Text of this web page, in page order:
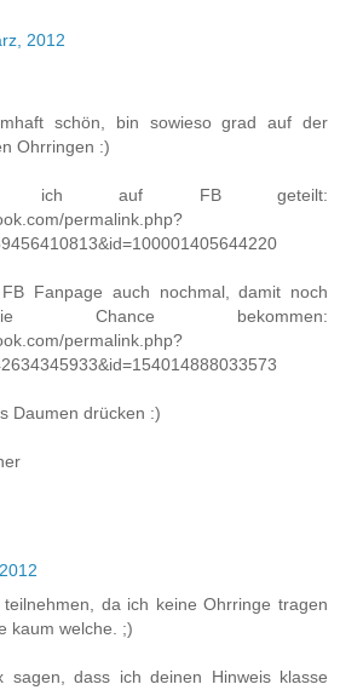
2012
schön, bin sowieso grad auf der
Ohrringen :)
ich auf FB geteilt:
permalink.php?
Fanpage auch nochmal, damit noch
Chance bekommen:
permalink.php?
Daumen drücken :)
da ich keine Ohrringe tragen
kaum welche. ;)
sagen, dass ich deinen Hinweis klasse